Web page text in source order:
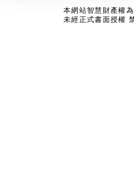
本網站智慧財產權
未經正式書面授權